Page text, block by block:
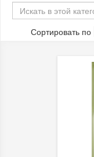
Сортировать по